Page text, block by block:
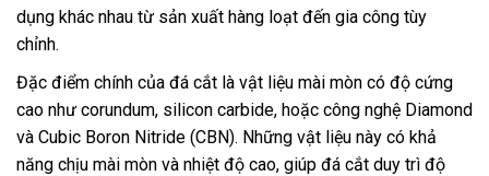
dụng khác nhau từ sản xuất hàng loạt đến gia công tùy
chỉnh.
Đặc điểm chính của đá cắt là vật liệu mài mòn có độ cứng
cao như corundum, silicon carbide, hoặc công nghệ Diamond
và Cubic Boron Nitride (CBN). Những vật liệu này có khả
năng chịu mài mòn và nhiệt độ cao, giúp đá cắt duy trì độ